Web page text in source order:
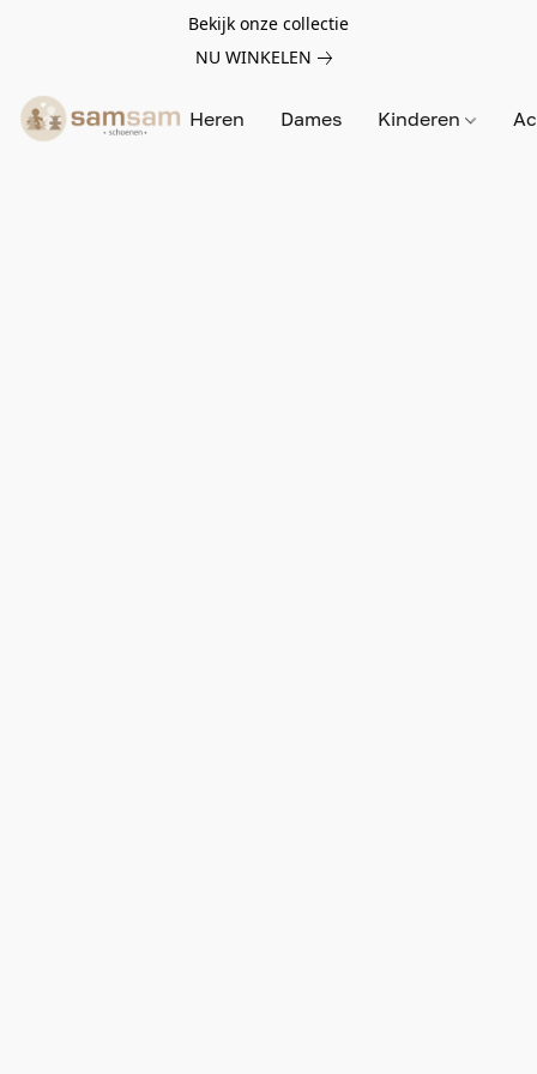
Bekijk onze collectie
NU WINKELEN
Heren Dames Kinderen